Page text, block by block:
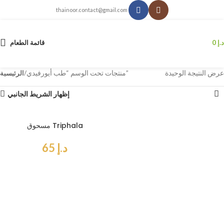
thainoor.contact@gmail.com
قائمة الطعام د.إ
الرئيسية منتجات تحت الوسم “طب أيورفيدي” عرض النتيجة الوحيدة
إظهار الشريط الجانبي
مسحوق Triphala
د.إ